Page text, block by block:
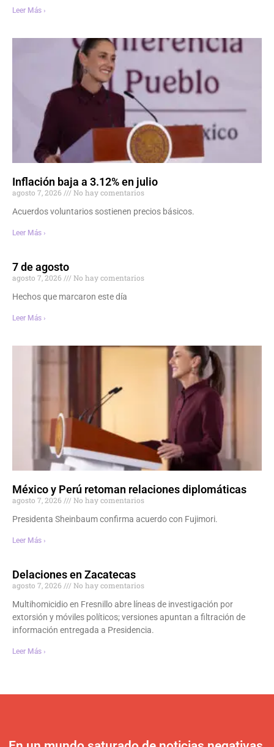
Leer Más ›
Inflación baja a 3.12% en julio
agosto 7, 2026
No hay comentarios
Acuerdos voluntarios sostienen precios básicos.
Leer Más ›
7 de agosto
agosto 7, 2026
No hay comentarios
Hechos que marcaron este día
Leer Más ›
México y Perú retoman relaciones diplomáticas
agosto 7, 2026
No hay comentarios
Presidenta Sheinbaum confirma acuerdo con Fujimori.
Leer Más ›
Delaciones en Zacatecas
agosto 7, 2026
No hay comentarios
Multihomicidio en Fresnillo abre líneas de investigación por
extorsión y móviles políticos; versiones apuntan a filtración de
información entregada a Presidencia.
Leer Más ›